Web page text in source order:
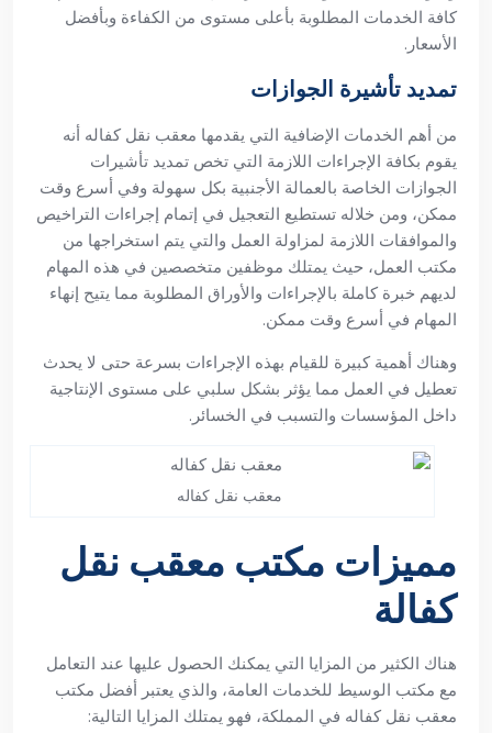
كافة الخدمات المطلوبة بأعلى مستوى من الكفاءة وبأفضل
الأسعار.
تمديد تأشيرة الجوازات
من أهم الخدمات الإضافية التي يقدمها معقب نقل كفاله أنه
يقوم بكافة الإجراءات اللازمة التي تخص تمديد تأشيرات
الجوازات الخاصة بالعمالة الأجنبية بكل سهولة وفي أسرع وقت
ممكن، ومن خلاله تستطيع التعجيل في إتمام إجراءات التراخيص
والموافقات اللازمة لمزاولة العمل والتي يتم استخراجها من
مكتب العمل، حيث يمتلك موظفين متخصصين في هذه المهام
لديهم خبرة كاملة بالإجراءات والأوراق المطلوبة مما يتيح إنهاء
المهام في أسرع وقت ممكن.
وهناك أهمية كبيرة للقيام بهذه الإجراءات بسرعة حتى لا يحدث
تعطيل في العمل مما يؤثر بشكل سلبي على مستوى الإنتاجية
داخل المؤسسات والتسبب في الخسائر.
معقب نقل كفاله
مميزات مكتب معقب نقل
كفالة
هناك الكثير من المزايا التي يمكنك الحصول عليها عند التعامل
مع مكتب الوسيط للخدمات العامة، والذي يعتبر أفضل مكتب
معقب نقل كفاله في المملكة، فهو يمتلك المزايا التالية: